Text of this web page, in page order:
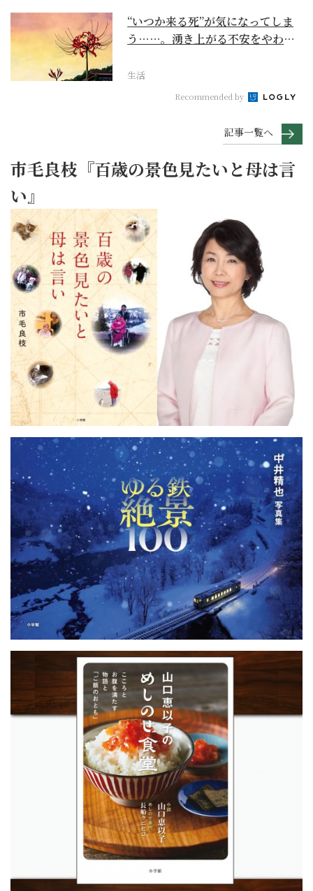
“いつか来る死”が気になってしま
う……。湧き上がる不安をやわら
生活
Recommended by
記事一覧へ
市毛良枝『百歳の景色見たいと母は言
い』